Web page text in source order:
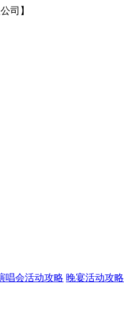
司】
唱会活动攻略 晚宴活动攻略